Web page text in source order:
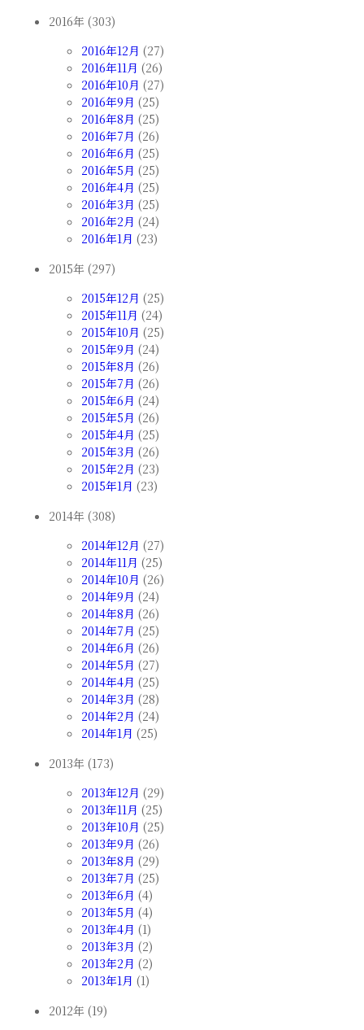
2016年 (303)
2016年12月 (27)
2016年11月 (26)
2016年10月 (27)
2016年9月 (25)
2016年8月 (25)
2016年7月 (26)
2016年6月 (25)
2016年5月 (25)
2016年4月 (25)
2016年3月 (25)
2016年2月 (24)
2016年1月 (23)
2015年 (297)
2015年12月 (25)
2015年11月 (24)
2015年10月 (25)
2015年9月 (24)
2015年8月 (26)
2015年7月 (26)
2015年6月 (24)
2015年5月 (26)
2015年4月 (25)
2015年3月 (26)
2015年2月 (23)
2015年1月 (23)
2014年 (308)
2014年12月 (27)
2014年11月 (25)
2014年10月 (26)
2014年9月 (24)
2014年8月 (26)
2014年7月 (25)
2014年6月 (26)
2014年5月 (27)
2014年4月 (25)
2014年3月 (28)
2014年2月 (24)
2014年1月 (25)
2013年 (173)
2013年12月 (29)
2013年11月 (25)
2013年10月 (25)
2013年9月 (26)
2013年8月 (29)
2013年7月 (25)
2013年6月 (4)
2013年5月 (4)
2013年4月 (1)
2013年3月 (2)
2013年2月 (2)
2013年1月 (1)
2012年 (19)